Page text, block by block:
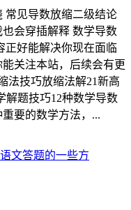
常见导数放缩二级结论
会穿插解释 数学导数
正好能解决你现在面临
关注本站，后续会有更
法技巧放缩法解21新高
解题技巧12种数学导数
要的数学方法，...